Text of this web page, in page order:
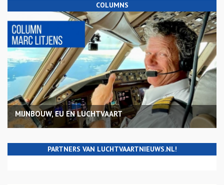
COLUMNS
MIJNBOUW, EU EN LUCHTVAART
PARTNERS VAN LUCHTVAARTNIEUWS.NL!